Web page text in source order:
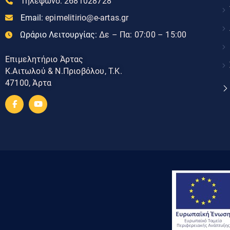
Email: epimelitirio@e-artas.gr
Ωράριο Λειτουργίας: Δε – Πα: 07:00 – 15:00
Επιμελητήριο Άρτας
Κ.Αιτωλού & Ν.Πριοβόλου, Τ.Κ.
47100, Άρτα